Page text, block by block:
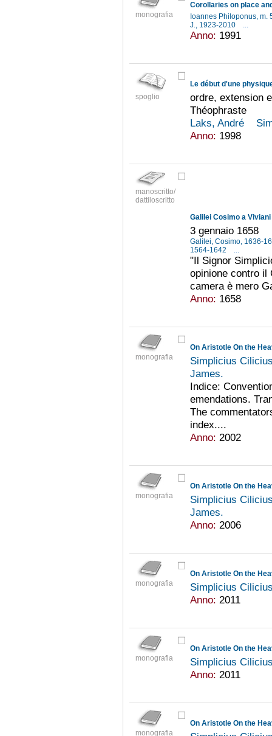
monografia
Corollaries on place
Ioannes Philoponus, m.
J., 1923-2010
...
Anno: 1991
spoglio
Le début d'une
ordre, extension
Théophraste
Laks, André
Anno: 1998
manoscritto/
dattiloscritto
Galilei Cosimo a
3 gennaio 1658
Galilei, Cosimo, 1636-
1564-1642
...
"Il Signor
opinione contro il
camera è mero
Anno: 1658
monografia
On Aristotle On the
Simplicius
James.
Indice:
emendations.
The
index....
Anno: 2002
monografia
On Aristotle On the
Simplicius
James.
Anno: 2006
monografia
On Aristotle On the
Simplicius
Anno: 2011
monografia
On Aristotle On the
Simplicius
Anno: 2011
monografia
On Aristotle On the